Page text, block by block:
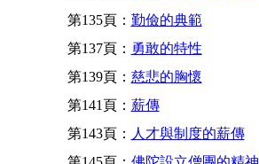
第135頁： 勤儉的典範
第137頁： 勇敢的特性
第139頁： 慈悲的胸懷
第141頁： 薪傳
第143頁： 人才與制度的薪傳